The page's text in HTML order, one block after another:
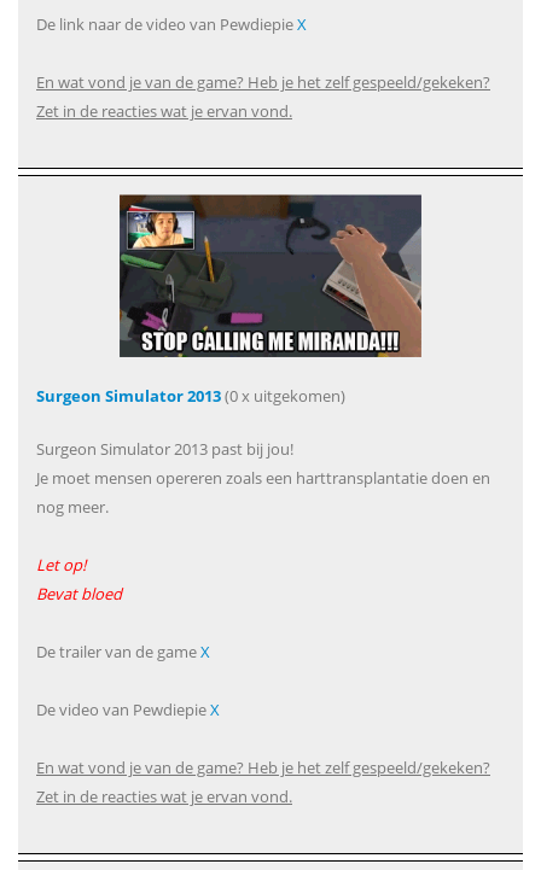
De link naar de video van PewdiepieX
En wat vond je van de game? Heb je het zelf gespeeld/gekeken?
Zet in de reacties wat je ervan vond.
Surgeon Simulator 2013(0 x uitgekomen)
Surgeon Simulator 2013 past bij jou!
Je moet mensen opereren zoals een harttransplantatie doen en
nog meer.
Let op!
Bevat bloed
De trailer van de gameX
De video van PewdiepieX
En wat vond je van de game? Heb je het zelf gespeeld/gekeken?
Zet in de reacties wat je ervan vond.